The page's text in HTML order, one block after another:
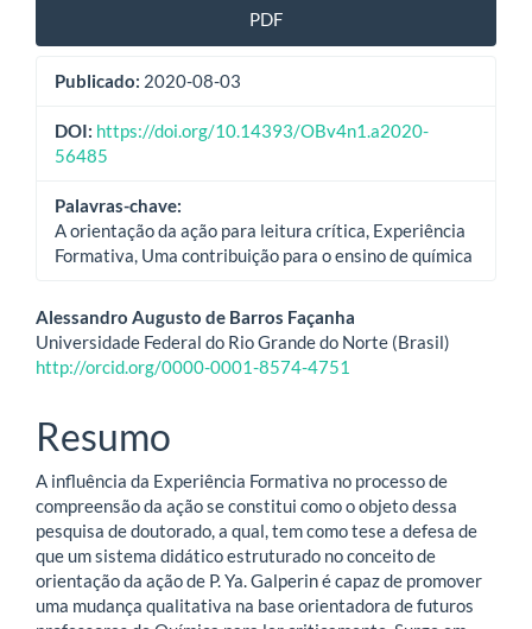
PDF
Publicado: 2020-08-03
DOI: https://doi.org/10.14393/OBv4n1.a2020-
56485
Palavras-chave:
A orientação da ação para leitura crítica, Experiência
Formativa, Uma contribuição para o ensino de química
Conteúdo
do
principal
Alessandro Augusto de Barros Façanha
Universidade Federal do Rio Grande do Norte (Brasil)
http://orcid.org/0000-0001-8574-4751
Resumo
A influência da Experiência Formativa no processo de
compreensão da ação se constitui como o objeto dessa
pesquisa de doutorado, a qual, tem como tese a defesa de
que um sistema didático estruturado no conceito de
orientação da ação de P. Ya. Galperin é capaz de promover
uma mudança qualitativa na base orientadora de futuros